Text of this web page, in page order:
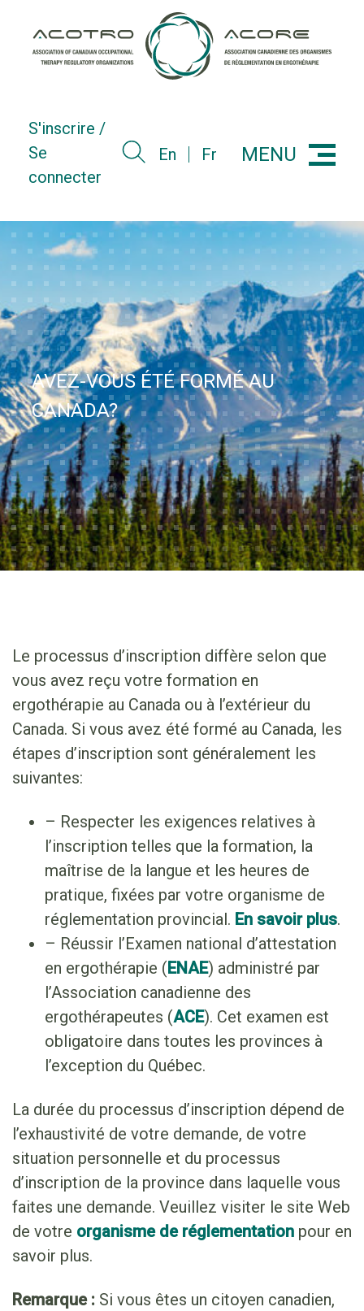
content
S'inscrire /
Se
connecter
En Fr MENU Menu
AVEZ-VOUS ÉTÉ FORMÉ AU
CANADA?
Le processus d’inscription diffère selon que
vous avez reçu votre formation en
ergothérapie au Canada ou à l’extérieur du
Canada. Si vous avez été formé au Canada, les
étapes d’inscription sont généralement les
suivantes:
– Respecter les exigences relatives à
l’inscription telles que la formation, la
maîtrise de la langue et les heures de
pratique, fixées par votre organisme de
réglementation provincial. En savoir plus.
– Réussir l’Examen national d’attestation
en ergothérapie (ENAE) administré par
l’Association canadienne des
ergothérapeutes (ACE). Cet examen est
obligatoire dans toutes les provinces à
l’exception du Québec.
La durée du processus d’inscription dépend de
l’exhaustivité de votre demande, de votre
situation personnelle et du processus
d’inscription de la province dans laquelle vous
faites une demande. Veuillez visiter le site Web
de votre organisme de réglementation pour en
savoir plus.
Remarque : Si vous êtes un citoyen canadien,